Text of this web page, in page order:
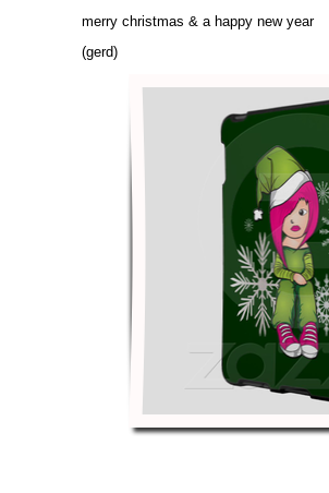
merry christmas & a happy new year
(gerd)